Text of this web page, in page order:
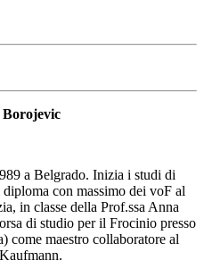
a Belgrado. Inizia i studi di
con massimo dei voF al
in classe della Prof.ssa Anna
di studio per il Frocinio presso
come maestro collaboratore al